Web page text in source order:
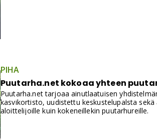
PIHA
Puutarha.net kokoaa yhteen
Puutarha.net tarjoaa ainutlaatuisen
kasvikortisto, uudistettu keskustelupalsta
aloittelijoille kuin kokeneillekin puutarhureille.